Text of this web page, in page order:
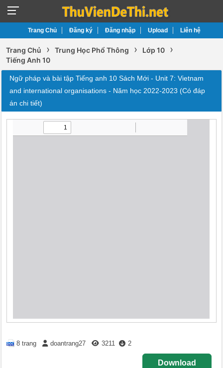
Trang Chủ Đăng ký Đăng nhập Upload Liên hệ
Trang Chủ › Trung Học Phổ Thông › Lớp 10 ›
Tiếng Anh 10
Ngữ pháp và bài tập Tiếng anh 10 Sách Mới - Unit 7: Vietnam
and international organisations - Năm học 2022-2023 (Có đáp
án chi tiết)
8 trang doantrang27 3211 2
Download